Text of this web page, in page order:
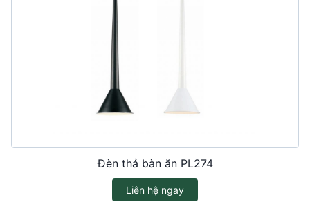
Đèn thả bàn ăn PL274
Liên hệ ngay